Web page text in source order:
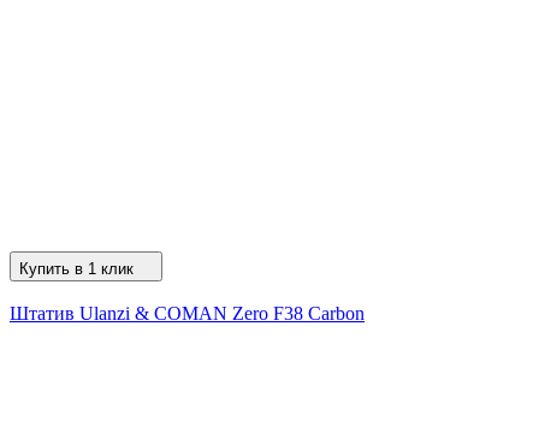
Купить в 1 клик
Штатив Ulanzi & COMAN Zero F38 Carbon